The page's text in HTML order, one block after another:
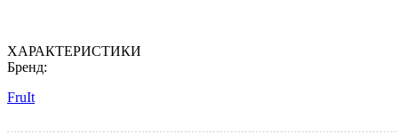
ХАРАКТЕРИСТИКИ
Бренд:
FruIt